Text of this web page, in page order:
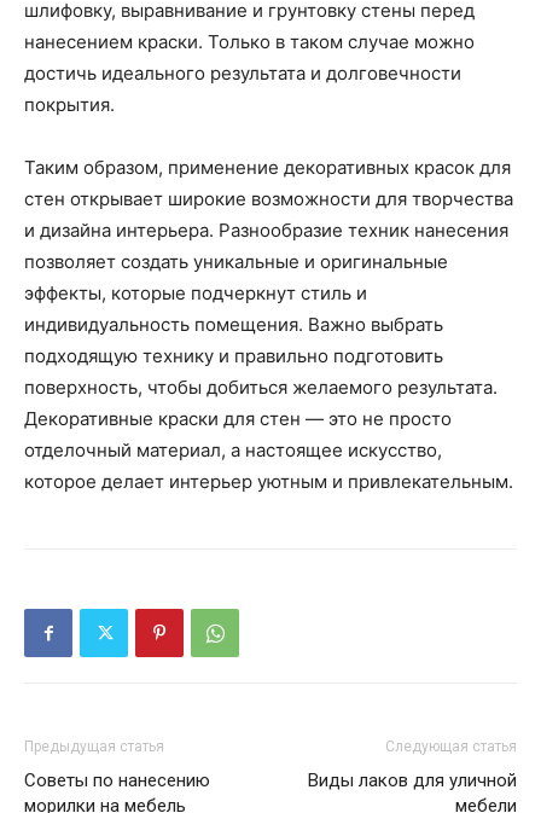
шлифовку, выравнивание и грунтовку стены перед
нанесением краски. Только в таком случае можно
достичь идеального результата и долговечности
покрытия.
Таким образом, применение декоративных красок для
стен открывает широкие возможности для творчества
и дизайна интерьера. Разнообразие техник нанесения
позволяет создать уникальные и оригинальные
эффекты, которые подчеркнут стиль и
индивидуальность помещения. Важно выбрать
подходящую технику и правильно подготовить
поверхность, чтобы добиться желаемого результата.
Декоративные краски для стен — это не просто
отделочный материал, а настоящее искусство,
которое делает интерьер уютным и привлекательным.
Предыдущая статья
Советы по нанесению
морилки на мебель
Следующая статья
Виды лаков для уличной
мебели